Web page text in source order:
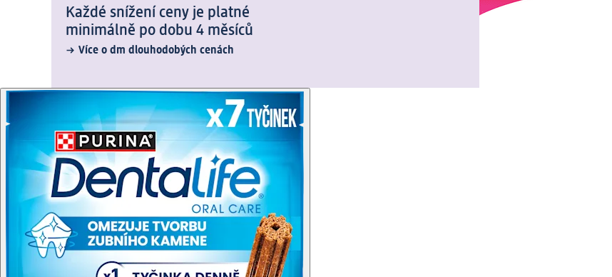
Každé snížení ceny je platné
minimálně po dobu 4 měsíců
Více o dm dlouhodobých cenách